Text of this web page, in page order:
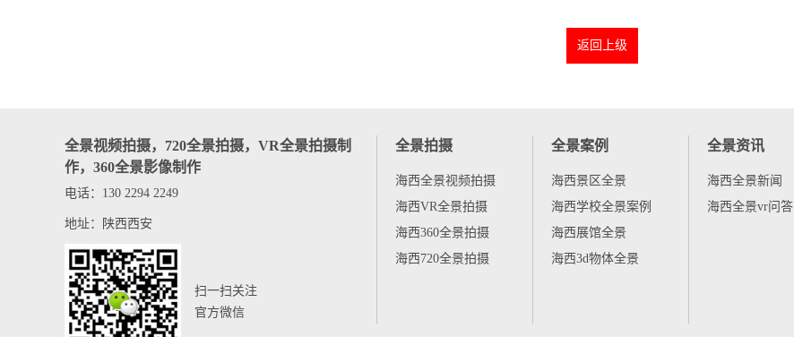
返回上级
全景视频拍摄，720全景拍摄，VR全景拍摄制
作，360全景影像制作
电话：130 2294 2249
地址：陕西西安
扫一扫关注
官方微信
全景拍摄
海西全景视频拍摄
海西VR全景拍摄
海西360全景拍摄
海西720全景拍摄
全景案例
海西景区全景
海西学校全景案例
海西展馆全景
海西3d物体全景
全景资讯
海西全景新闻
海西全景vr问答